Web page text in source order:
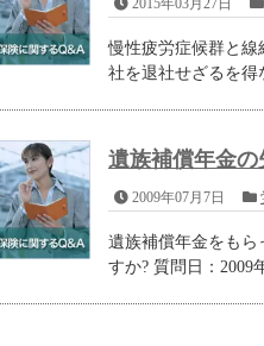
2015年03月27日
慢性疲労症候群と線
社を退社せざるを得
遺族補償年金
2009年07月7日
遺族補償年金をもら
すか? 質問日：2009